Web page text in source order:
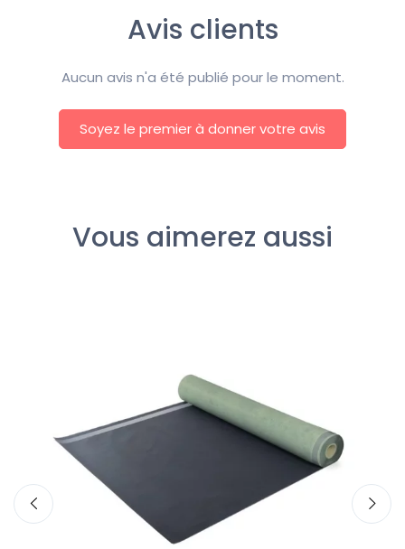
Vous aimerez aussi
Avis clients
Aucun avis n'a été publié pour le moment.
Soyez le premier à donner votre avis